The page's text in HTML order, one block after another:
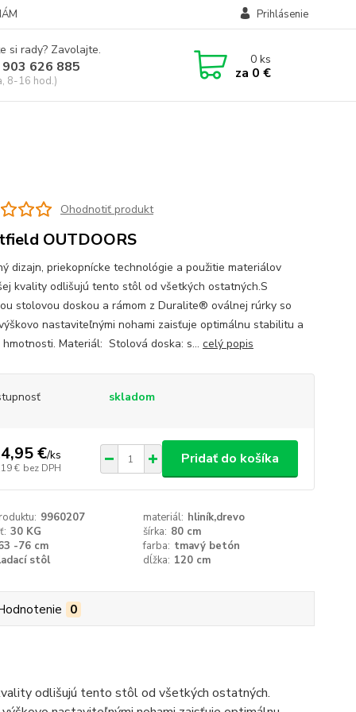
Prihlásenie
si rady? Zavolajte.
626 885
8-16 hod.)
0ks
za 0 €
Ohodnotiť produkt
OUTDOORS
dizajn, priekopnícke technológie a použitie materiálov
kvality odlišujú tento stôl od všetkých ostatných.S
stolovou doskou a rámom z Duralite® oválnej rúrky so
nastaviteľnými nohami zaisťuje optimálnu stabilitu a
Materiál: Stolová doska: s... celý popis
skladom
€/ks
€ bez DPH
Pridať do košíka
9960207 materiál: hliník,drevo
30 KG šírka: 80 cm
-76 cm farba: tmavý betón
stôl dĺžka: 120 cm
0
odlišujú tento stôl od všetkých ostatných.